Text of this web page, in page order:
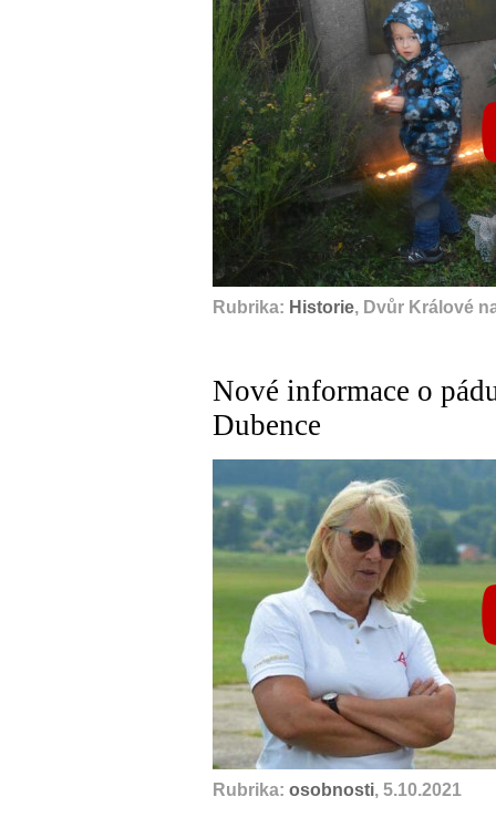
Rubrika: Historie, Dvůr Králové
Nové informace o
Dubence
Rubrika: osobnosti, 5.10.2021